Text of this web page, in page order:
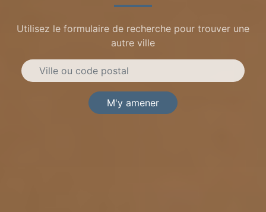
Utilisez le formulaire de recherche pour trouver une
autre ville
M'y amener